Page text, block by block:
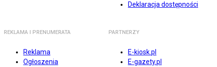
Deklaracja dostępności
REKLAMA I PRENUMERATA
Reklama
Ogłoszenia
PARTNERZY
E-kiosk.pl
E-gazety.pl